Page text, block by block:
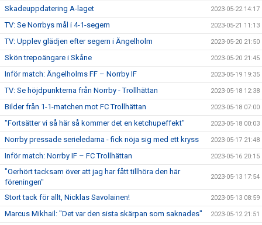
Skadeuppdatering A-laget 2023-05-22 14:17
TV: Se Norrbys mål i 4-1-segern 2023-05-21 11:13
TV: Upplev glädjen efter segern i Ängelholm 2023-05-20 21:50
Skön trepoängare i Skåne 2023-05-20 21:45
Inför match: Ängelholms FF – Norrby IF 2023-05-19 19:35
TV: Se höjdpunkterna från Norrby - Trollhättan 2023-05-18 12:38
Bilder från 1-1-matchen mot FC Trollhättan 2023-05-18 07:00
"Fortsätter vi så här så kommer det en ketchupeffekt" 2023-05-18 00:03
Norrby pressade serieledarna - fick nöja sig med ett kryss 2023-05-17 21:48
Inför match: Norrby IF – FC Trollhättan 2023-05-16 20:15
"Oerhört tacksam över att jag har fått tillhöra den här
föreningen"
2023-05-13 17:54
Stort tack för allt, Nicklas Savolainen! 2023-05-13 08:59
Marcus Mikhail: "Det var den sista skärpan som saknades" 2023-05-12 21:51